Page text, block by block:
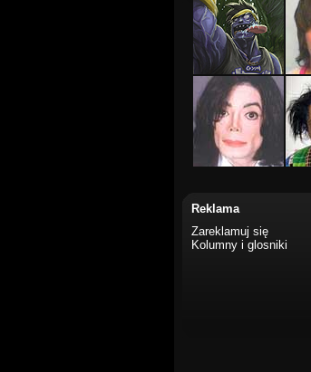
Reklama
Zareklamuj się
Kolumny i glosniki